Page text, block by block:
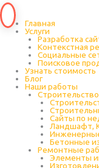
Главная
Услуги
Разработка
Контекстная
Социальные
Поисковое
Узнать стоимость
Блог
Наши работы
Сайты по
Ландшафт,
Бетонные
Ремонтные
Элементы